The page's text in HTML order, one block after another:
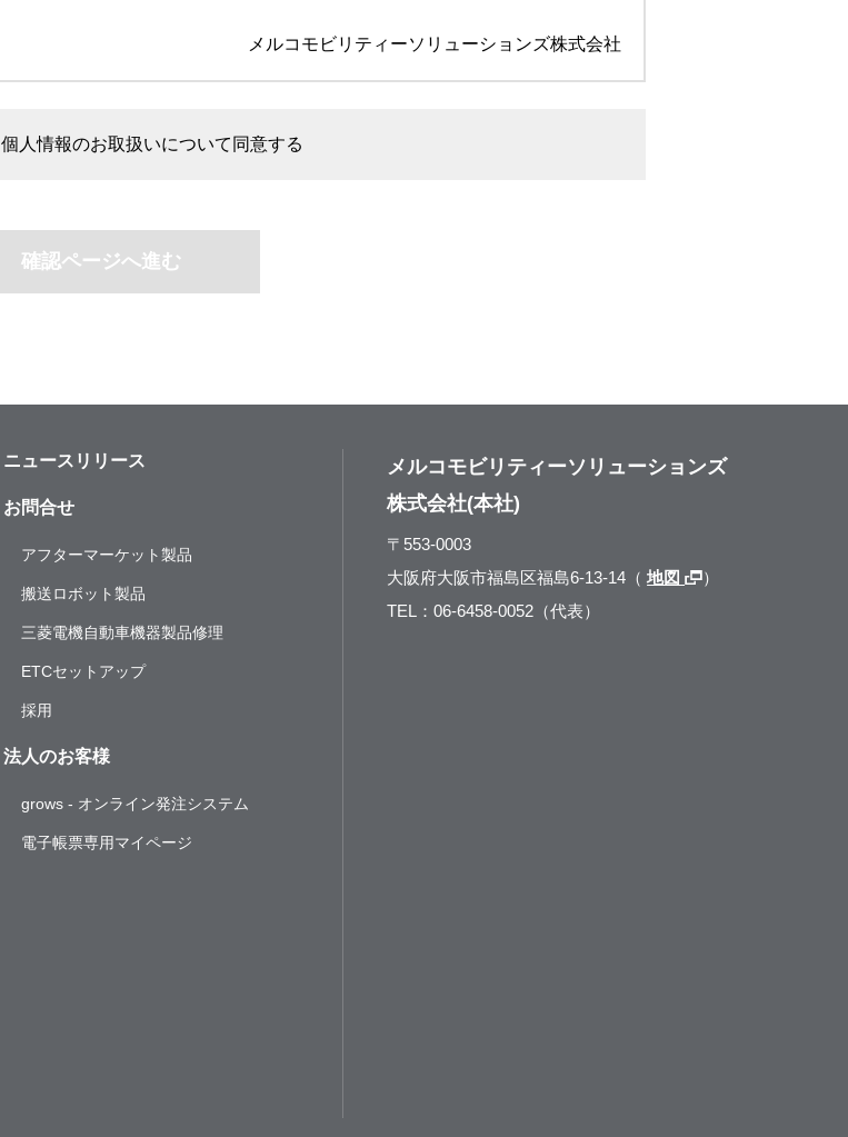
メルコモビリティーソリューションズ株式会社
個人情報のお取扱いについて同意する
確認ページへ進む
ニュースリリース
お問合せ
アフターマーケット製品
搬送ロボット製品
三菱電機自動車機器製品修理
ETCセットアップ
採用
法人のお客様
grows - オンライン発注システム
電子帳票専用マイページ
メルコモビリティーソリューションズ
株式会社(本社)
〒553-0003
大阪府大阪市福島区福島6-13-14（地図
）
TEL：06-6458-0052（代表）